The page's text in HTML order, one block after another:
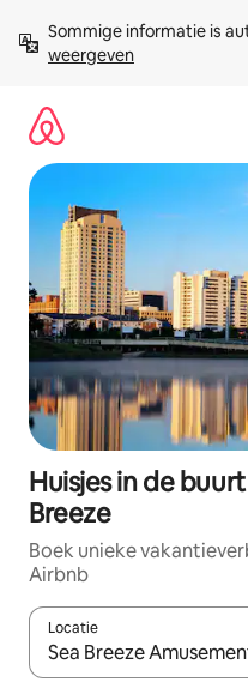
direct
naar
Sommige informatie is
weergeven
Huisjes in de
Breeze
Boek unieke
Airbnb
Locatie
Wanneer er suggesties